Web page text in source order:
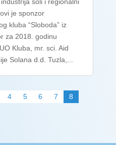
soli i regionalni
je sponzor
kluba “Sloboda” iz
za 2018. godinu
Kluba, mr. sci. Aid
Solana d.d. Tuzla,...
4 5 6 7 8